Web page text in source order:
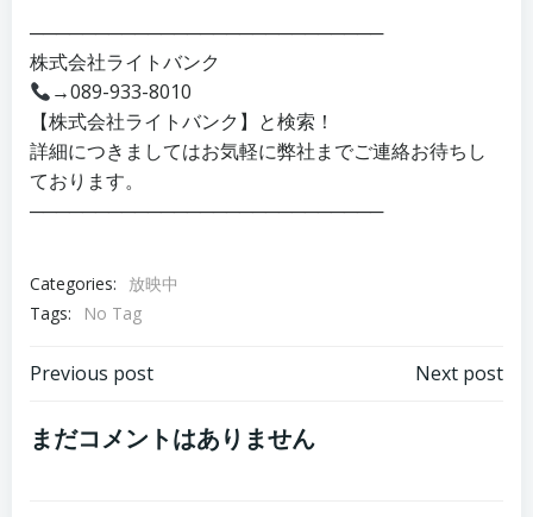
───────────────────────────
株式会社ライトバンク
→089-933-8010
【株式会社ライトバンク】と検索！
詳細につきましてはお気軽に弊社までご連絡お待ちし
ております。
───────────────────────────
Categories:
放映中
Tags:
No Tag
投
稿
Previous post
稿
Next post
まだコメントはありません